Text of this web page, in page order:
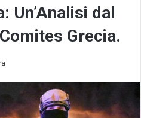
Un’Analisi dal
Grecia.